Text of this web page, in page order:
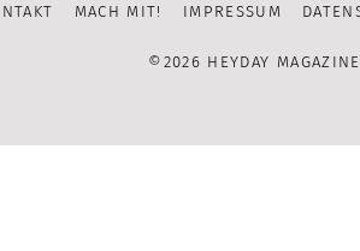
MACH MIT! IMPRESSUM
©2026 HEYDAY